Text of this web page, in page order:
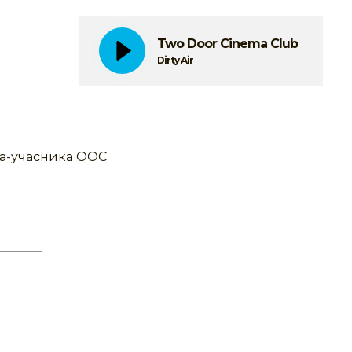
Two Door Cinema Club
Dirty Air
учасника ООС